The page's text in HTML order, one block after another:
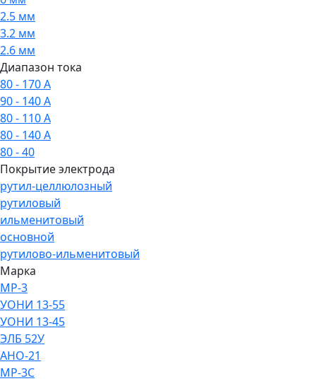
2.5 мм
3.2 мм
2.6 мм
Диапазон тока
80 - 170 А
90 - 140 А
80 - 110 А
80 - 140 А
80 - 40
Покрытие электрода
рутил-целлюлозный
рутиловый
ильменитовый
основной
рутилово-ильменитовый
Марка
МР-3
УОНИ 13-55
УОНИ 13-45
ЭЛБ 52У
АНО-21
МР-3С